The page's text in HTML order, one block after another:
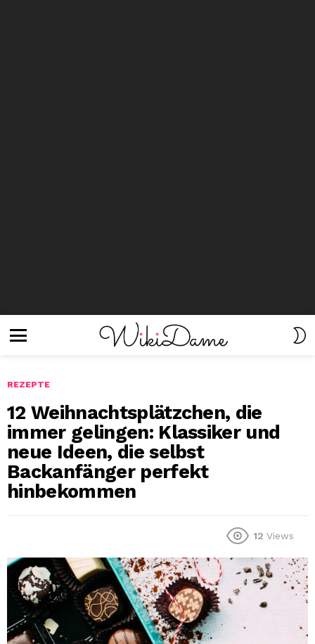
REZEPTE
12 Weihnachtsplätzchen, die
immer gelingen: Klassiker und
neue Ideen, die selbst
Backanfänger perfekt
hinbekommen
12 Views